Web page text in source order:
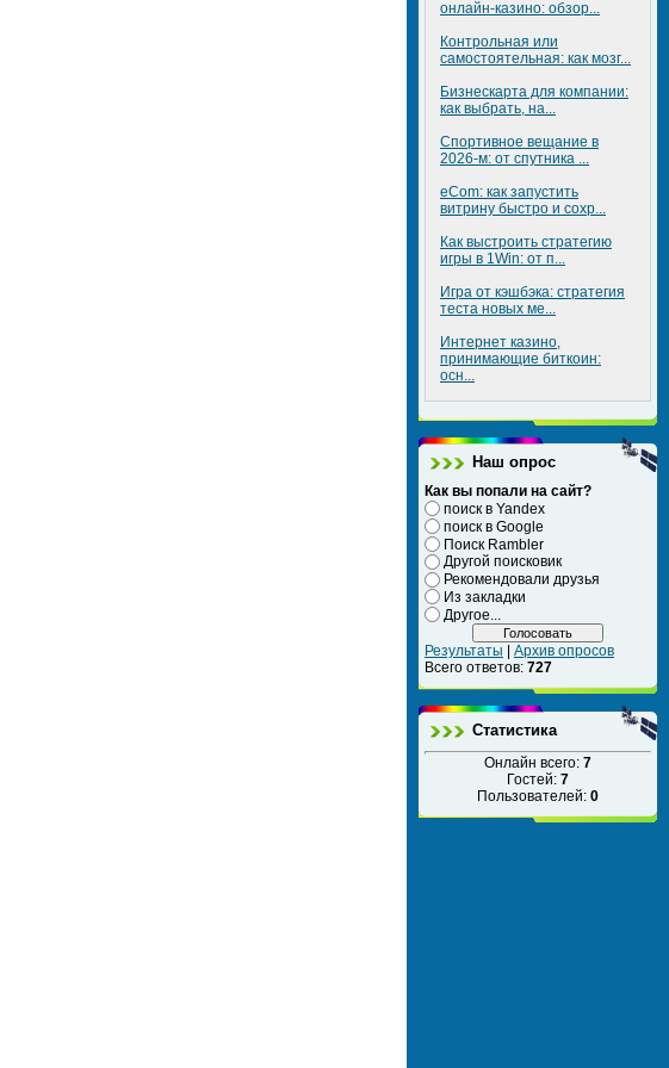
онлайн-казино: обзор...
Контрольная или
самостоятельная: как мозг...
Бизнескарта для компании:
как выбрать, на...
Спортивное вещание в
2026-м: от спутника ...
eCom: как запустить
витрину быстро и сохр...
Как выстроить стратегию
игры в 1Win: от п...
Игра от кэшбэка: стратегия
теста новых ме...
Интернет казино,
принимающие биткоин:
осн...
Наш опрос
Как вы попали на сайт?
поиск в Yandex
поиск в Google
Поиск Rambler
Другой поисковик
Рекомендовали друзья
Из закладки
Другое...
Результаты | Архив опросов
Всего ответов: 727
Статистика
Онлайн всего: 7
Гостей: 7
Пользователей: 0